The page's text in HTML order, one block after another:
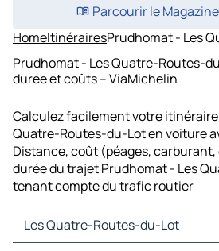
Parcourir le
HomeItinérairesPrudhomat - Les
Prudhomat - Les Quatre-Routes-
durée et coûts – ViaMichelin
Calculez facilement votre
Quatre-Routes-du-Lot en voiture
Distance, coût (péages,
durée du trajet Prudhomat - Les
tenant compte du trafic routier
Les Quatre-Routes-du-Lot